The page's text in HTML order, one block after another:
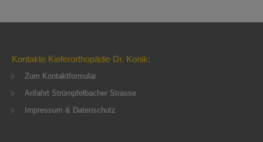
Kontakte Kieferorthopädie Dr. Konik:
Zum Kontaktformular
Anfahrt Strümpfelbacher Strasse
Impressum & Datenschutz